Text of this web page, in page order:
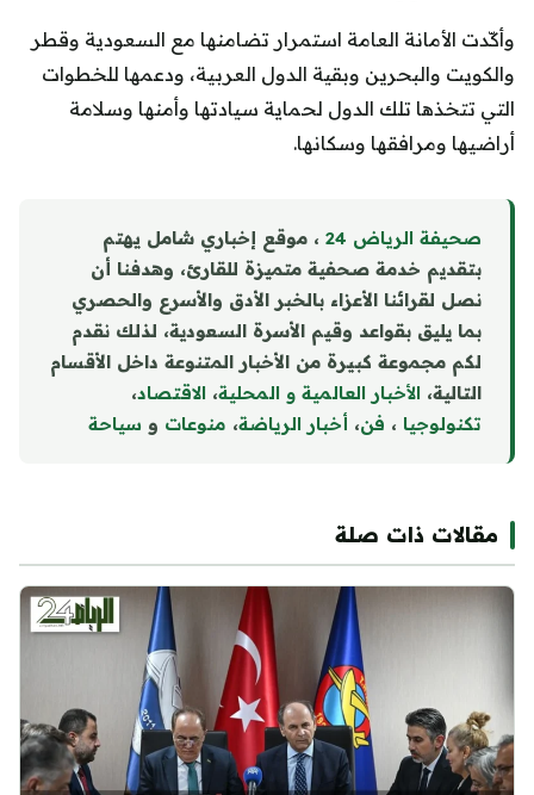
وأكّدت الأمانة العامة استمرار تضامنها مع السعودية وقطر
والكويت والبحرين وبقية الدول العربية، ودعمها للخطوات
التي تتخذها تلك الدول لحماية سيادتها وأمنها وسلامة
أراضيها ومرافقها وسكانها.
صحيفة الرياض 24
، موقع إخباري شامل يهتم
بتقديم خدمة صحفية متميزة للقارئ، وهدفنا أن
نصل لقرائنا الأعزاء بالخبر الأدق والأسرع والحصري
بما يليق بقواعد وقيم الأسرة السعودية، لذلك نقدم
لكم مجموعة كبيرة من الأخبار المتنوعة داخل الأقسام
التالية، الأخبار العالمية و المحلية، الاقتصاد،
تكنولوجيا ، فن، أخبار الرياضة، منوعات و سياحة
مقالات ذات صلة